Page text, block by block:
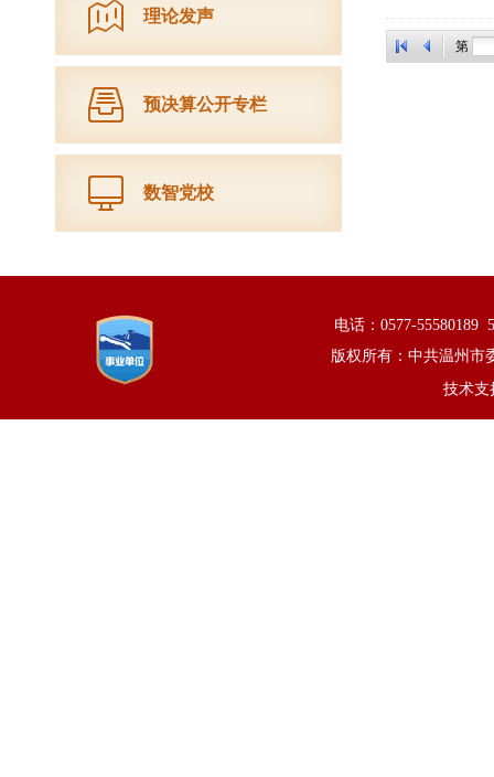
理论发声
预决算公开专栏
数智党校
第
电话：0577-55580189
版权所有：中共温州
技术